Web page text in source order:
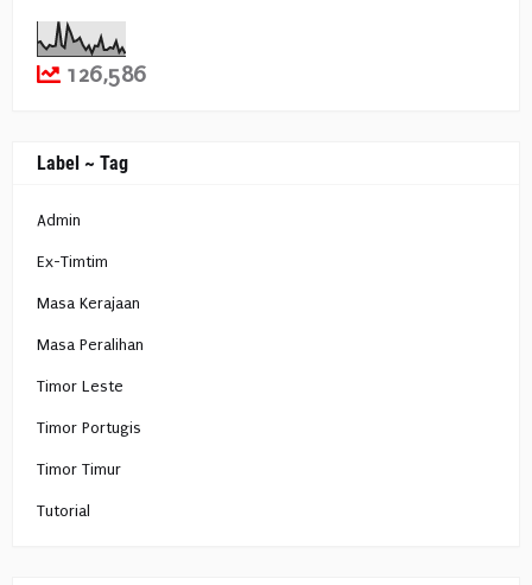
126,586
Label ~ Tag
Admin
Ex-Timtim
Masa Kerajaan
Masa Peralihan
Timor Leste
Timor Portugis
Timor Timur
Tutorial